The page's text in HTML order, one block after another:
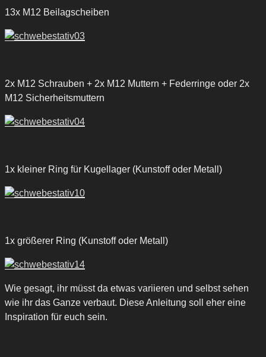
13x M12 Beilagscheiben
2x M12 Schrauben + 2x M12 Muttern + Federringe oder 2x
M12 Sicherheitsmuttern
1x kleiner Ring für Kugellager (Kunstoff oder Metall)
1x größerer Ring (Kunstoff oder Metall)
Wie gesagt, ihr müsst da etwas variieren und selbst sehen
wie ihr das Ganze verbaut. Diese Anleitung soll eher eine
Inspiration für euch sein.